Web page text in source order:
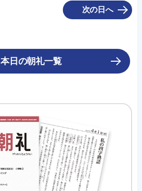
次の日へ
本日の朝礼一覧